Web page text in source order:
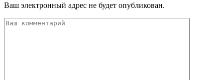
Ваш электронный адрес не будет опубликован.